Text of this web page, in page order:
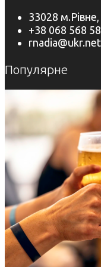
33028
+38 068 568
rnadia@ukr.net
Популярне